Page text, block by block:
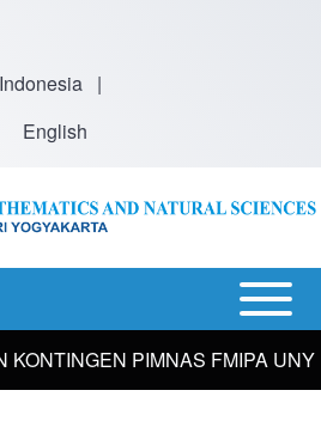
Indonesia |
English
Open or
Close
horizontal
KONTINGEN PIMNAS FMIPA UNY